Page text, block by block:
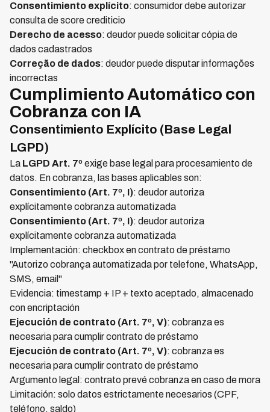
Consentimiento explícito: consumidor debe autorizar
consulta de score crediticio
Derecho de acesso: deudor puede solicitar cópia de
dados cadastrados
Correção de dados: deudor puede disputar informações
incorrectas
Cumplimiento Automático con
Cobranza con IA
Consentimiento Explícito (Base Legal
LGPD)
La LGPD Art. 7º exige base legal para procesamiento de
datos. En cobranza, las bases aplicables son:
Consentimiento (Art. 7º, I): deudor autoriza
explícitamente cobranza automatizada
Consentimiento (Art. 7º, I): deudor autoriza
explícitamente cobranza automatizada
Implementación: checkbox en contrato de préstamo
"Autorizo cobrança automatizada por telefone, WhatsApp,
SMS, email"
Evidencia: timestamp + IP + texto aceptado, almacenado
con encriptación
Ejecución de contrato (Art. 7º, V): cobranza es
necesaria para cumplir contrato de préstamo
Ejecución de contrato (Art. 7º, V): cobranza es
necesaria para cumplir contrato de préstamo
Argumento legal: contrato prevé cobranza en caso de mora
Limitación: solo datos estrictamente necesarios (CPF,
teléfono, saldo)